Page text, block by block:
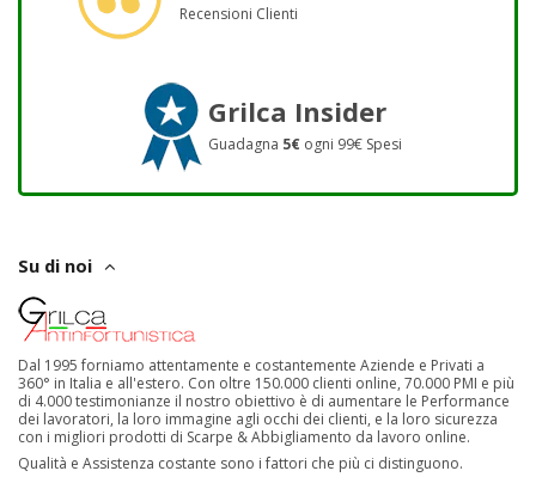
Recensioni Clienti
Grilca Insider
Guadagna 5€ ogni 99€ Spesi
Su di noi
Dal 1995 forniamo attentamente e costantemente Aziende e Privati a
360° in Italia e all'estero. Con oltre 150.000 clienti online, 70.000 PMI e più
di 4.000 testimonianze il nostro obiettivo è di aumentare le Performance
dei lavoratori, la loro immagine agli occhi dei clienti, e la loro sicurezza
con i migliori prodotti di Scarpe & Abbigliamento da lavoro online.
Qualità e Assistenza costante sono i fattori che più ci distinguono.